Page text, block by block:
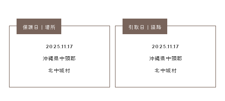
□ 保護犬・里親募集について
里親募集一覧
譲渡までの流れ・詳細
犬と暮らすための必需品
譲渡会カレンダー
卒業犬フォトギャラリー
□ ご支援方法について
保護日｜場所
2025.11.17
沖縄県中頭郡
北中城村
引取日｜経路
2025.11.17
沖縄県中頭郡
北中城村